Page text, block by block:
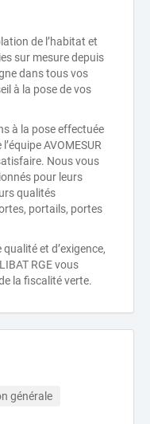
de l’habitat et
sur mesure depuis
dans tous vos
à la pose de vos
à la pose effectuée
AVOMESUR
Nous vous
pour leurs
qualités
portails, portes
et d’exigence,
RGE vous
la fiscalité verte.
générale